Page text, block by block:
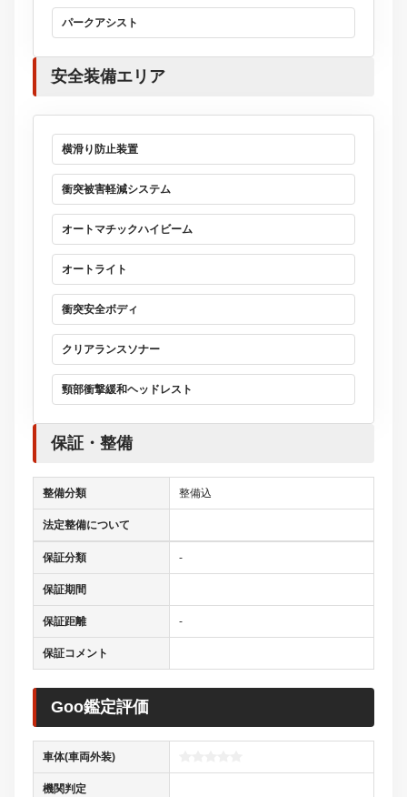
パークアシスト
安全装備エリア
横滑り防止装置
衝突被害軽減システム
オートマチックハイビーム
オートライト
衝突安全ボディ
クリアランスソナー
頸部衝撃緩和ヘッドレスト
保証・整備
整備分類 整備込
法定整備について
保証分類 -
保証期間
保証距離 -
保証コメント
Goo鑑定評価
車体(車両外装)
機関判定